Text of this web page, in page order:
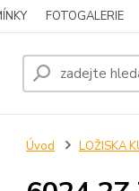
FOTOGALERIE
Úvod LOŽISKA